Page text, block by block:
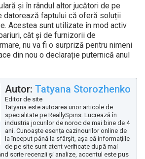
și în rândul altor jucători de pe
datorează faptului că oferă soluții
Acestea sunt utilizate în mod activ
cât și de furnizorii de
nu va fi o surpriză pentru nimeni
din nou o declarație puternică anul
Autor: Tatyana Storozhenko
Editor de site
Tatyana este autoarea unor articole de
specialitate pe ReallySpins. Lucrează în
industria jocurilor de noroc de mai bine de 4
ani. Cunoaște esența cazinourilor online de
la început până la sfârșit, așa că informațiile
de pe site sunt atent verificate după mai
scrie recenzii și analize, accentul este pus